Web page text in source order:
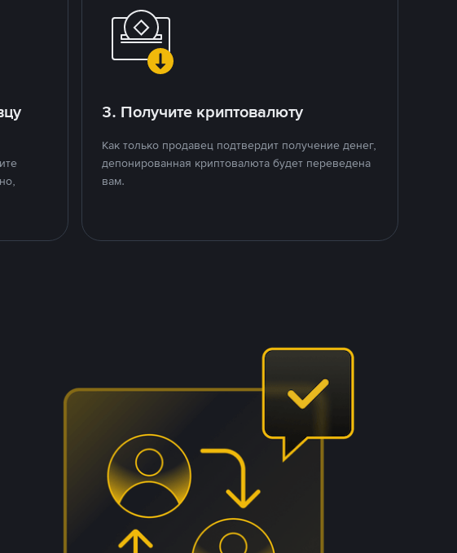
3. Получите криптовалюту
Как только продавец подтвердит получение денег,
депонированная криптовалюта будет переведена
вам.